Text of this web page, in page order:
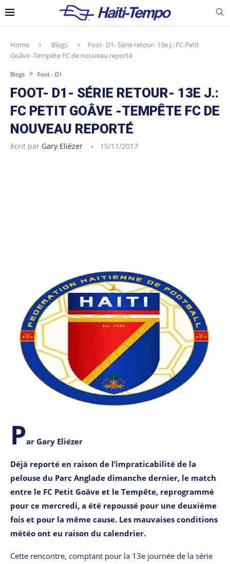
Home Blogs
Foot- D1- Série retour- 13e J.: FC Petit
Goâve -Tempête FC de nouveau reporté
Blogs Foot - D1
FOOT- D1- SÉRIE RETOUR- 13E J.:
FC PETIT GOÂVE -TEMPÊTE FC DE
NOUVEAU REPORTÉ
écrit par Gary Eliézer 15/11/2017
Par Gary Eliézer
Déjà reporté en raison de l’impraticabilité de la
pelouse du Parc Anglade dimanche dernier, le match
entre le FC Petit Goâve et le Tempête, reprogrammé
pour ce mercredi, a été repoussé pour une deuxième
fois et pour la même cause. Les mauvaises conditions
météo ont eu raison du calendrier.
Cette rencontre, comptant pour la 13e journée de la série